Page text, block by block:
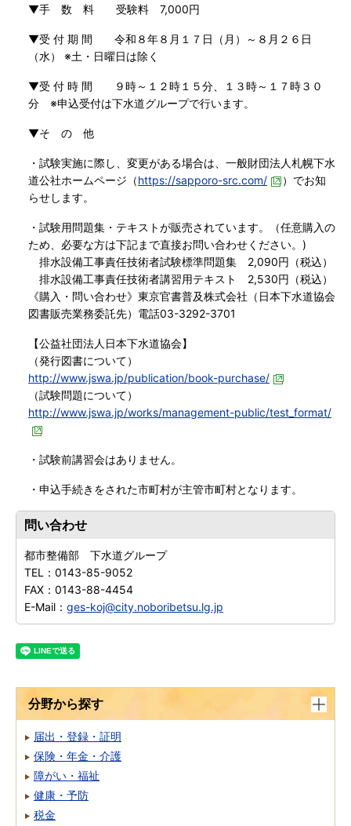
▼手 数 料 受験料 7,000円
▼受 付 期 間 令和８年８月１７日（月）～８月２６日
（水） ※土・日曜日は除く
▼受 付 時 間 ９時～１２時１５分、１３時～１７時３０
分 ※申込受付は下水道グループで行います。
▼そ の 他
・試験実施に際し、変更がある場合は、一般財団法人札幌下水
道公社ホームページ（https://sapporo-src.com/
）でお知
らせします。
・試験用問題集・テキストが販売されています。（任意購入の
ため、必要な方は下記まで直接お問い合わせください。)
排水設備工事責任技術者試験標準問題集 2,090円（税込）
排水設備工事責任技術者講習用テキスト 2,530円（税込）
《購入・問い合わせ》東京官書普及株式会社（日本下水道協会
図書販売業務委託先）電話03-3292-3701
【公益社団法人日本下水道協会】
（発行図書について）
http://www.jswa.jp/publication/book-purchase/
（試験問題について）
http://www.jswa.jp/works/management-public/test_format/
・試験前講習会はありません。
・申込手続きをされた市町村が主管市町村となります。
問い合わせ
都市整備部 下水道グループ
TEL： 0143-85-9052
FAX： 0143-88-4454
E-Mail： ges-koj@city.noboribetsu.lg.jp
分野から探す
届出・登録・証明
保険・年金・介護
障がい・福祉
健康・予防
税金